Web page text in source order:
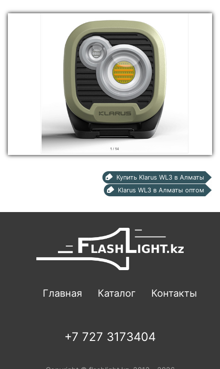
Купить Klarus WL3 в Алматы
Klarus WL3 в Алматы оптом
Главная Каталог Контакты
+7 727 3173404